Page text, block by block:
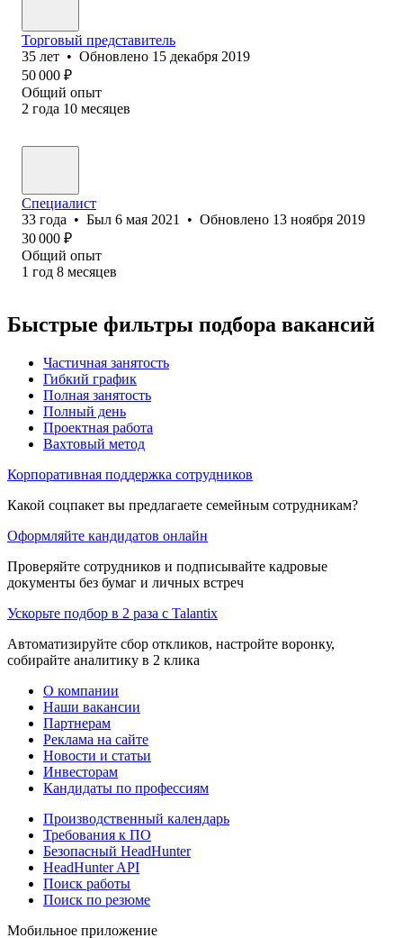
Торговый представитель
35 лет • Обновлено 15 декабря 2019
50 000 ₽
Общий опыт
2 года 10 месяцев
Специалист
33 года • Был 6 мая 2021 • Обновлено 13 ноября 2019
30 000 ₽
Общий опыт
1 год 8 месяцев
Быстрые фильтры подбора вакансий
Частичная занятость
Гибкий график
Полная занятость
Полный день
Проектная работа
Вахтовый метод
Корпоративная поддержка сотрудников
Какой соцпакет вы предлагаете семейным сотрудникам?
Оформляйте кандидатов онлайн
Проверяйте сотрудников и подписывайте кадровые
документы без бумаг и личных встреч
Ускорьте подбор в 2 раза с Talantix
Автоматизируйте сбор откликов, настройте воронку,
собирайте аналитику в 2 клика
О компании
Наши вакансии
Партнерам
Реклама на сайте
Новости и статьи
Инвесторам
Кандидаты по профессиям
Производственный календарь
Требования к ПО
Безопасный HeadHunter
HeadHunter API
Поиск работы
Поиск по резюме
Мобильное приложение